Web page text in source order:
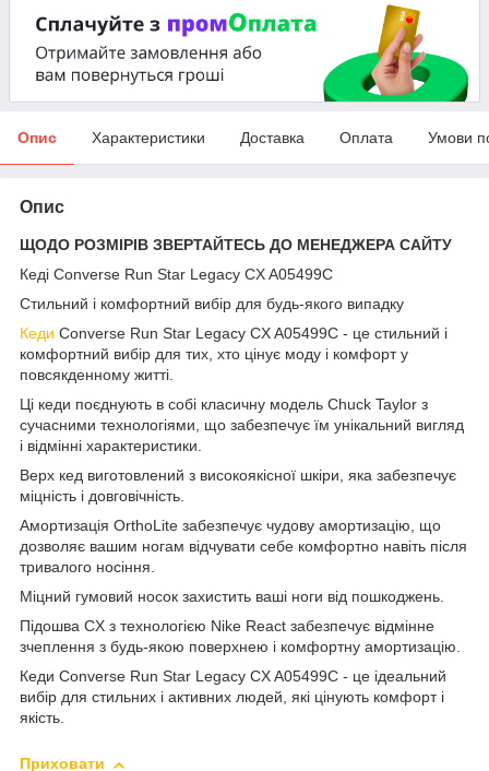
Опис Характеристики Доставка Оплата Умови
Опис
ЩОДО РОЗМІРІВ ЗВЕРТАЙТЕСЬ ДО МЕНЕДЖЕРА САЙТУ
Кеді Converse Run Star Legacy CX A05499C
Стильний і комфортний вибір для будь-якого випадку
Кеди Converse Run Star Legacy CX A05499C - це стильний і
комфортний вибір для тих, хто цінує моду і комфорт у
повсякденному житті.
Ці кеди поєднують в собі класичну модель Chuck Taylor з
сучасними технологіями, що забезпечує їм унікальний вигляд
і відмінні характеристики.
Верх кед виготовлений з високоякісної шкіри, яка забезпечує
міцність і довговічність.
Амортизація OrthoLite забезпечує чудову амортизацію, що
дозволяє вашим ногам відчувати себе комфортно навіть після
тривалого носіння.
Міцний гумовий носок захистить ваші ноги від пошкоджень.
Підошва CX з технологією Nike React забезпечує відмінне
зчеплення з будь-якою поверхнею і комфортну амортизацію.
Кеди Converse Run Star Legacy CX A05499C - це ідеальний
вибір для стильних і активних людей, які цінують комфорт і
якість.
Приховати